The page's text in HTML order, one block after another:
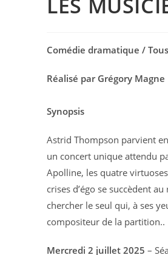
Comédie dramatique /
Réalisé par Grégory Magne
Synopsis
Astrid Thompson parvient
un concert unique attendu
Apolline, les quatre
crises d’égo se succèdent
chercher le seul qui, à ses
compositeur de la partition..
Mercredi 2 juillet2025 –